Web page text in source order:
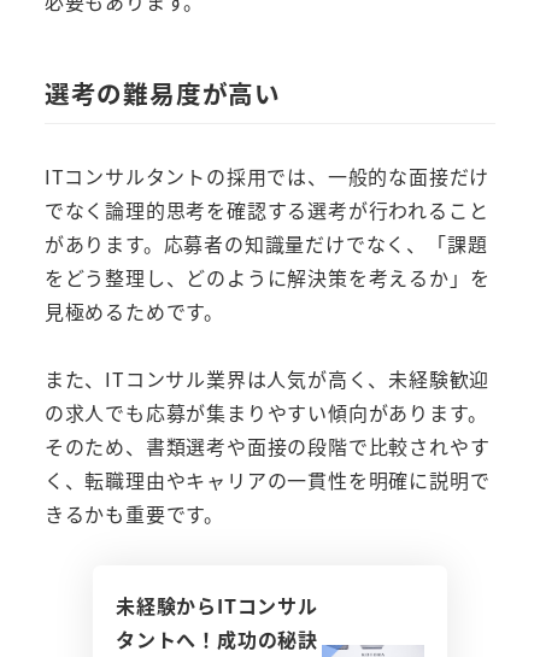
選考の難易度が高い
ITコンサルタントの採用では、一般的な面接だけ
でなく論理的思考を確認する選考が行われること
があります。応募者の知識量だけでなく、「課題
をどう整理し、どのように解決策を考えるか」を
見極めるためです。
また、ITコンサル業界は人気が高く、未経験歓迎
の求人でも応募が集まりやすい傾向があります。
そのため、書類選考や面接の段階で比較されやす
く、転職理由やキャリアの一貫性を明確に説明で
きるかも重要です。
未経験からITコンサル
タントへ！成功の秘訣